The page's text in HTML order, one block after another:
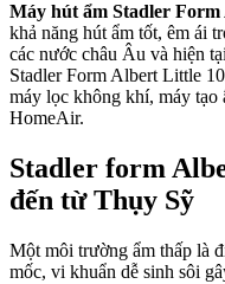
Máy hút ẩm Stadler
khả năng hút ẩm tốt, êm ái
các nước châu Âu và hiện
Stadler Form Albert Little
máy lọc không khí, máy tạo
HomeAir.
Stadler form
đến từ Thụy Sỹ
Một môi trường ẩm thấp là
mốc, vi khuẩn dễ sinh sôi